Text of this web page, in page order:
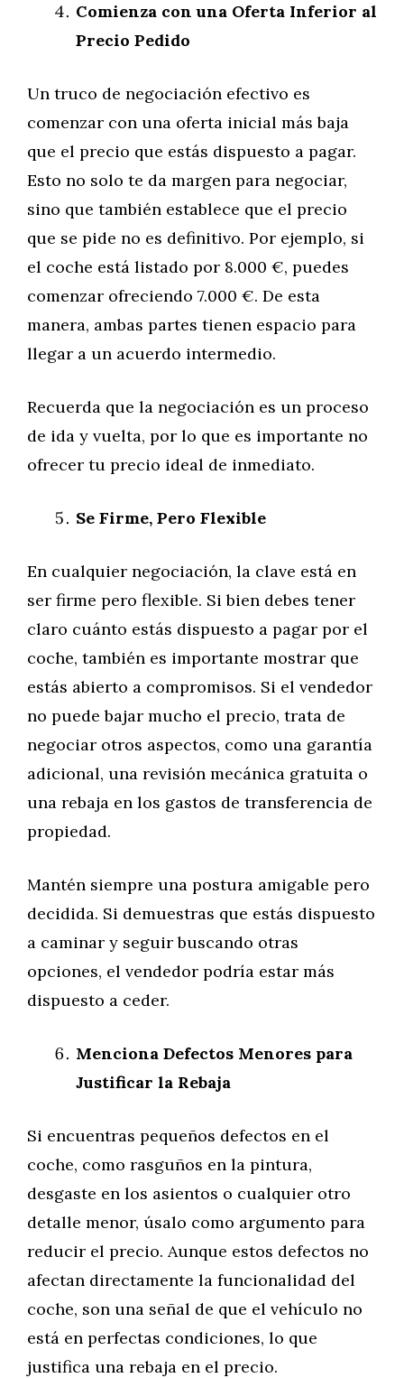
Comienza con una Oferta Inferior al
Precio Pedido
Un truco de negociación efectivo es
comenzar con una oferta inicial más baja
que el precio que estás dispuesto a pagar.
Esto no solo te da margen para negociar,
sino que también establece que el precio
que se pide no es definitivo. Por ejemplo, si
el coche está listado por 8.000 €, puedes
comenzar ofreciendo 7.000 €. De esta
manera, ambas partes tienen espacio para
llegar a un acuerdo intermedio.
Recuerda que la negociación es un proceso
de ida y vuelta, por lo que es importante no
ofrecer tu precio ideal de inmediato.
Se Firme, Pero Flexible
En cualquier negociación, la clave está en
ser firme pero flexible. Si bien debes tener
claro cuánto estás dispuesto a pagar por el
coche, también es importante mostrar que
estás abierto a compromisos. Si el vendedor
no puede bajar mucho el precio, trata de
negociar otros aspectos, como una garantía
adicional, una revisión mecánica gratuita o
una rebaja en los gastos de transferencia de
propiedad.
Mantén siempre una postura amigable pero
decidida. Si demuestras que estás dispuesto
a caminar y seguir buscando otras
opciones, el vendedor podría estar más
dispuesto a ceder.
Menciona Defectos Menores para
Justificar la Rebaja
Si encuentras pequeños defectos en el
coche, como rasguños en la pintura,
desgaste en los asientos o cualquier otro
detalle menor, úsalo como argumento para
reducir el precio. Aunque estos defectos no
afectan directamente la funcionalidad del
coche, son una señal de que el vehículo no
está en perfectas condiciones, lo que
justifica una rebaja en el precio.